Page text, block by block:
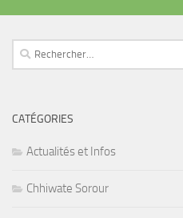
Rechercher :
CATÉGORIES
Actualités et Infos
Chhiwate Sorour